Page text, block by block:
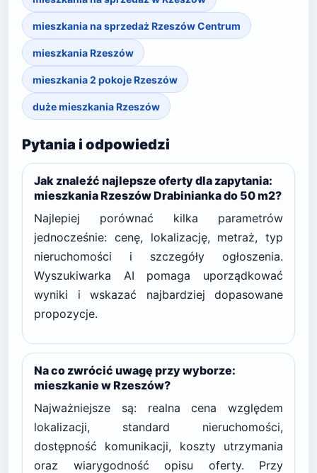
mieszkania na sprzedaż Rzeszów Centrum
mieszkania Rzeszów
mieszkania 2 pokoje Rzeszów
duże mieszkania Rzeszów
Pytania i odpowiedzi
Jak znaleźć najlepsze oferty dla zapytania:
mieszkania Rzeszów Drabinianka do 50 m2?
Najlepiej porównać kilka parametrów
jednocześnie: cenę, lokalizację, metraż, typ
nieruchomości i szczegóły ogłoszenia.
Wyszukiwarka AI pomaga uporządkować
wyniki i wskazać najbardziej dopasowane
propozycje.
Na co zwrócić uwagę przy wyborze:
mieszkanie w Rzeszów?
Najważniejsze są: realna cena względem
lokalizacji, standard nieruchomości,
dostępność komunikacji, koszty utrzymania
oraz wiarygodność opisu oferty. Przy